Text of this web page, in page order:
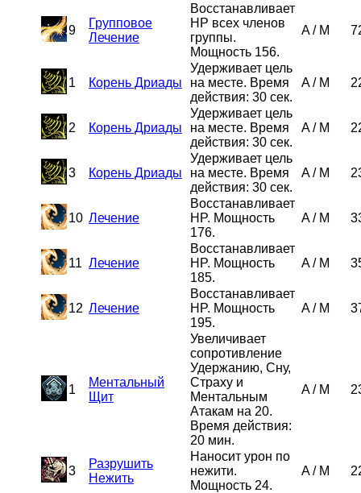
9
Групповое
Лечение
Восстанавливает
HP всех членов
группы.
Мощность 156.
A/ M
1 Корень Дриады
Удерживает цель
на месте. Время
действия: 30 сек.
A/ M
2 Корень Дриады
Удерживает цель
на месте. Время
действия: 30 сек.
A/ M
3 Корень Дриады
Удерживает цель
на месте. Время
действия: 30 сек.
A/ M
10 Лечение
Восстанавливает
HP. Мощность
176.
A/ M
11 Лечение
Восстанавливает
HP. Мощность
185.
A/ M
12 Лечение
Восстанавливает
HP. Мощность
195.
A/ M
1
Ментальный
Щит
Увеличивает
сопротивление
Удержанию, Сну,
Страху и
Ментальным
Атакам на 20.
Время действия:
20 мин.
A/ M
3
Разрушить
Нежить
Наносит урон по
нежити.
Мощность 24.
A/ M